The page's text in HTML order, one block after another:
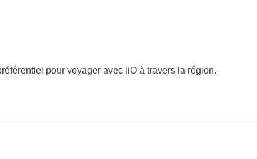
pour voyager avec liO à travers la région.